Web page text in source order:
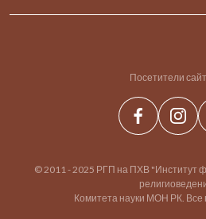
Посетители
© 2011 - 2025 РГП на ПХВ "Институт
Комитета науки МОН РК.